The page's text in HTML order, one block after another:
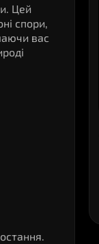
Цей
спори,
вас